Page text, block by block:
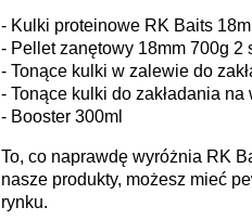
- Kulki proteinowe RK Baits
- Pellet zanętowy 18mm 700g 2
- Tonące kulki w zalewie do
- Tonące kulki do zakładania
- Booster 300ml
To, co naprawdę wyróżnia RK
nasze produkty, możesz mieć
rynku.